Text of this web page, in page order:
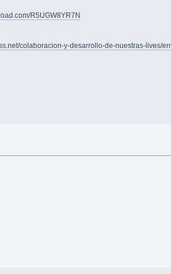
R5UGW8YR7N
colaboracion-y-desarrollo-de-nuestras-lives/